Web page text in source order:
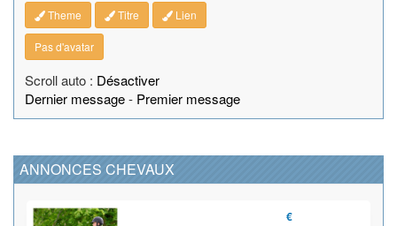
Theme Titre Lien
Pas d'avatar
Scroll auto : Désactiver
Dernier message- Premier message
ANNONCES CHEVAUX
€